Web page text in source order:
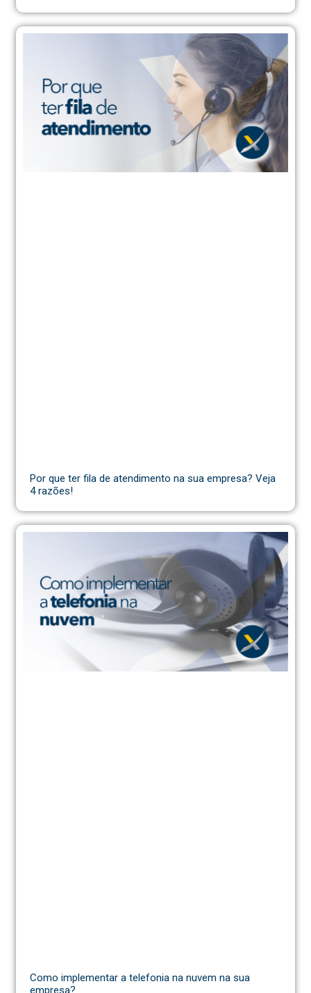
Por que ter fila de atendimento na sua empresa? Veja
4 razões!
Como implementar a telefonia na nuvem na sua
empresa?